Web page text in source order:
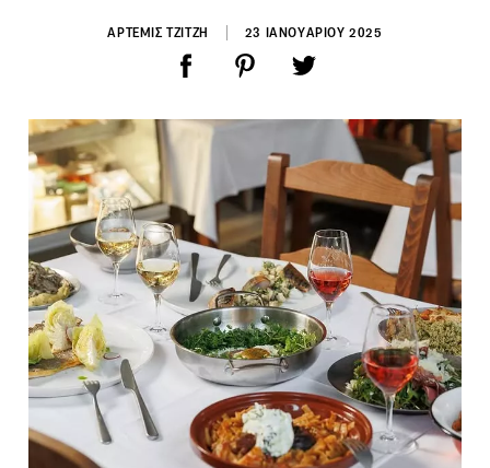
ΑΡΤΕΜΙΣ ΤΖΙΤΖΗ 23 ΙΑΝΟΥΑΡΙΟΥ 2025